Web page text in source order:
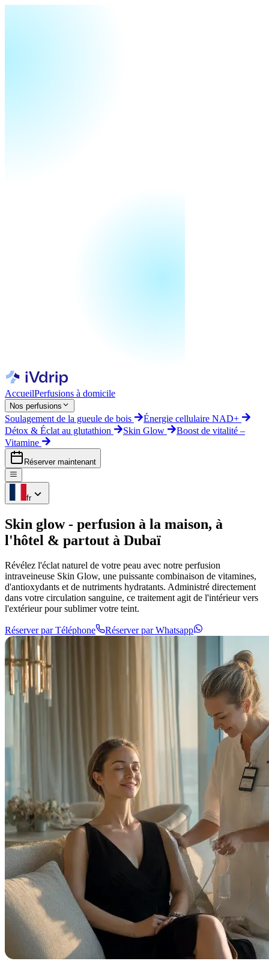
AccueilPerfusions à domicile
Nos perfusions
Soulagement de la gueule de bois
Énergie cellulaire NAD+
Détox & Éclat au glutathion
Skin Glow
Boost de vitalité –
Vitamine
Réserver maintenant
fr
Skin glow - perfusion à la maison, à
l'hôtel & partout à Dubaï
Révélez l'éclat naturel de votre peau avec notre perfusion
intraveineuse Skin Glow, une puissante combinaison de vitamines,
d'antioxydants et de nutriments hydratants. Administré directement
dans votre circulation sanguine, ce traitement agit de l'intérieur vers
l'extérieur pour sublimer votre teint.
Réserver par Téléphone Réserver par Whatsapp